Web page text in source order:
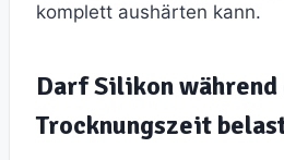
komplett aushärten kann.
Darf Silikon
Trocknungszeit